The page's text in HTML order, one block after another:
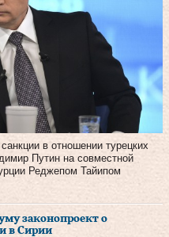
в отношении турецких
Путин на совместной
Реджепом Тайипом
законопроект о
в Сирии